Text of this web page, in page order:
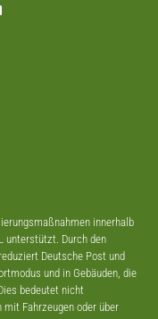
innerhalb
unterstützt. Durch den
Deutsche Post und
und in Gebäuden, die
bedeutet nicht
Fahrzeugen oder über